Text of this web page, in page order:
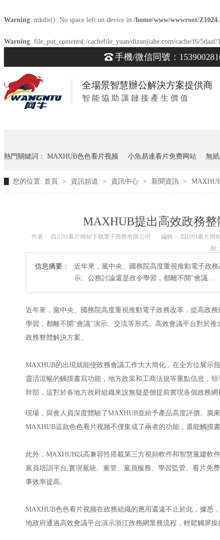
Warning: mkdir(): No space left on device in /home/www/wwwroot/
Warning: file_put_contents(./cachefile_yuan/dizunjiahe.com/cache/f6/
手機/微信同號：
全場景智慧辦公解決方案提供商
智 能 協 助 讓 鏈 接 產 生 價 值
熱門關鍵詞： MAXHUB色色看片视频 小魚易連看片免费网站 無
您的位置: 首頁 > 資訊頻道 > 資訊中心 > 新聞資訊 >
MAXHUB提出高效政務
作者： 四川91看片网站下载電子商務有限公司
編輯： 四川91看片网
期
信息摘要：
近年來，黨中央、國務院高度重視推動電子政
示、公務討論還是政令學習，都離不開"會議…
近年來，黨中央、國務院高度重視推動電子政務改革，提高政
學習，都離不開"會議"演示、交流等形式。高效會議平台對於
政務整體解決方案。
MAXHUB的出現就能使政務會議工作大大簡化，在全方位展示
靈活流暢的觸摸書寫功能，地方政策和工商法規等重點信息，
幹部，這對於各地方政府組織來說無疑是個提前實現各個政務
現場，與會人員深度體驗了MAXHUB並給予產品高度評價。廣
MAXHUB這款色色看片视频不僅集成了兩者的功能，還能觸摸
此外，MAXHUB以高兼容性搭載第三方視頻軟件和智慧黨建軟
黨員培訓平台,實現黨統、黨管、黨員服務、學習監管、看片免
事效率提高。
MAXHUB色色看片视频在政務組織的應用還遠不止於此，據悉
地政府通過高效會議平台演示浙江政務網業務流程，輕鬆觸屏